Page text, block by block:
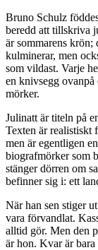
Bruno Schulz
beredd att tillskriva
är sommarens krön;
kulminerar, men
som vildast. Varje
en knivsegg
mörker.
Julinatt är titeln på
Texten är realistiskt
men är egentligen
biografmörker som
stänger dörren om
befinner sig i: ett
När han sen stiger
vara förvandlat.
alltid gör. Men den
är hon. Kvar är bara